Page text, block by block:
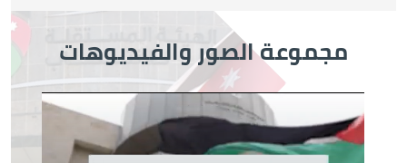
مجموعة الصور والفيديوهات
الصورة